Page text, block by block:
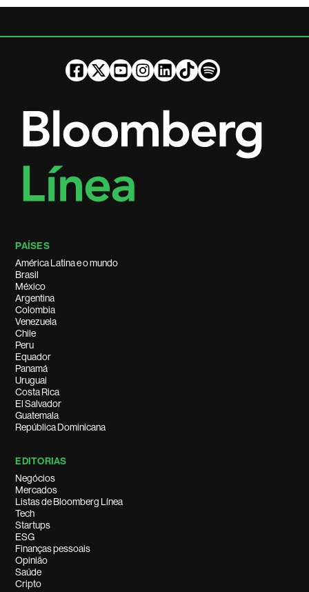
PAÍSES
América Latina e o mundo
Brasil
México
Argentina
Colombia
Venezuela
Chile
Peru
Equador
Panamá
Uruguai
Costa Rica
El Salvador
Guatemala
República Dominicana
EDITORIAS
Negócios
Mercados
Listas de Bloomberg Línea
Tech
Startups
ESG
Finanças pessoais
Opinião
Saúde
Cripto